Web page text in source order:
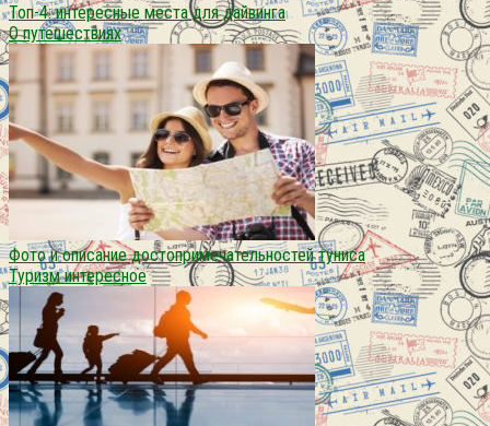
Топ-4: интересные места для дайвинга
О путешествиях
Фото и описание достопримечательностей туниса
Туризм интересное